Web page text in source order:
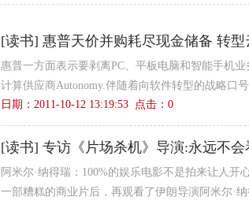
[读书] 惠普天价并购耗尽现金储备 转
惠普一方面表示要剥离PC、平板电脑和智能手机
计算供应商Autonomy.伴随着向软件转型的战略口
日期：2011-10-12 13:19:53 点击： 0
[读书] 专访《片场杀机》导演:永远不会
阿米尔·纳得瑞：100%的娱乐电影不是拍来让人开
一部糟糕的商业片后，再观看了伊朗导演阿米尔·